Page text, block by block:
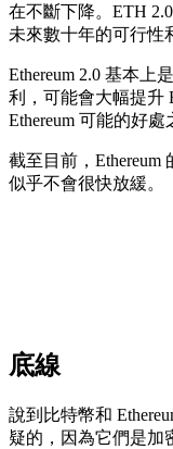
在不斷下降。ETH
未來數十年的可行性
Ethereum 2.0 基本上
利，可能會大幅提升
Ethereum 可能的好處
截至目前，Ethereum
似乎不會很快放緩。
底線
說到比特幣和
疑的，因為它們是加